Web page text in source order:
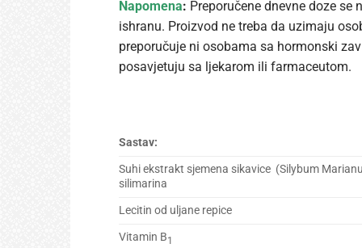
Napomena: Preporučene dnevne doze
ishranu. Proizvod ne treba da uzimaju
preporučuje ni osobama sa hormonski
posavjetuju sa ljekarom ili farmaceutom.
Sastav:
Suhi ekstrakt sjemena sikavice (Silybum
silimarina
Lecitin od uljane repice
Vitamin B1